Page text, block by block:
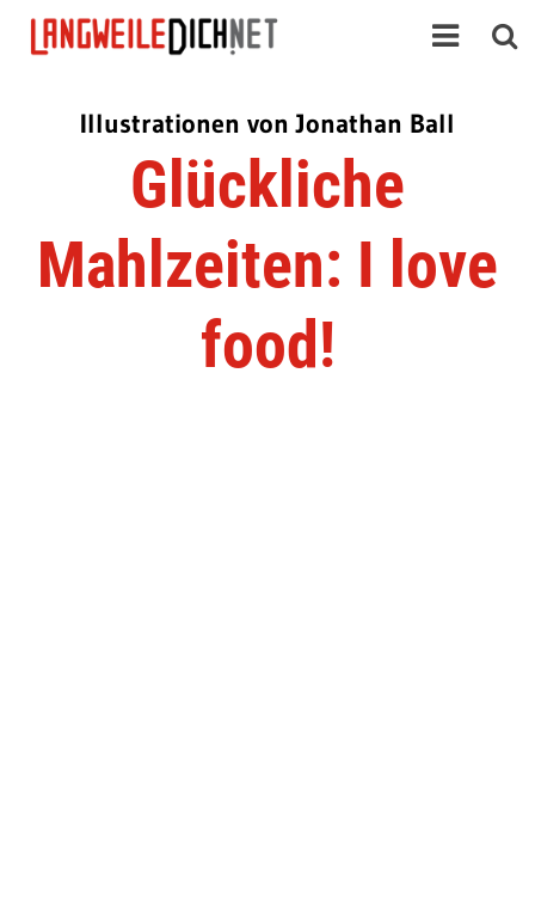
Illustrationen von Jonathan Ball
Glückliche
Mahlzeiten: I love
food!